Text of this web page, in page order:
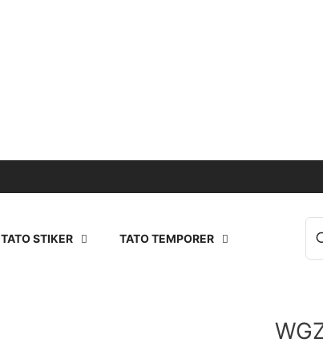
TATO STIKER TATO TEMPORER